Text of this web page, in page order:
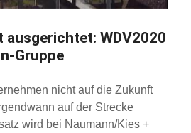
Der elektronische
Rohstoffwerke
Der elektronische Lieferschein
dem Rohstoffwerk in erster
der manuellen Bearbeitung